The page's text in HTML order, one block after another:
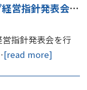
ユーエスグループ経営指針発表会を行いました
指針発表会を行
[read more]